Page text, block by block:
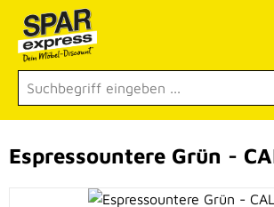
Zum Hauptinhalt springen
Bildergalerie überspringen
Espressountere Grün -